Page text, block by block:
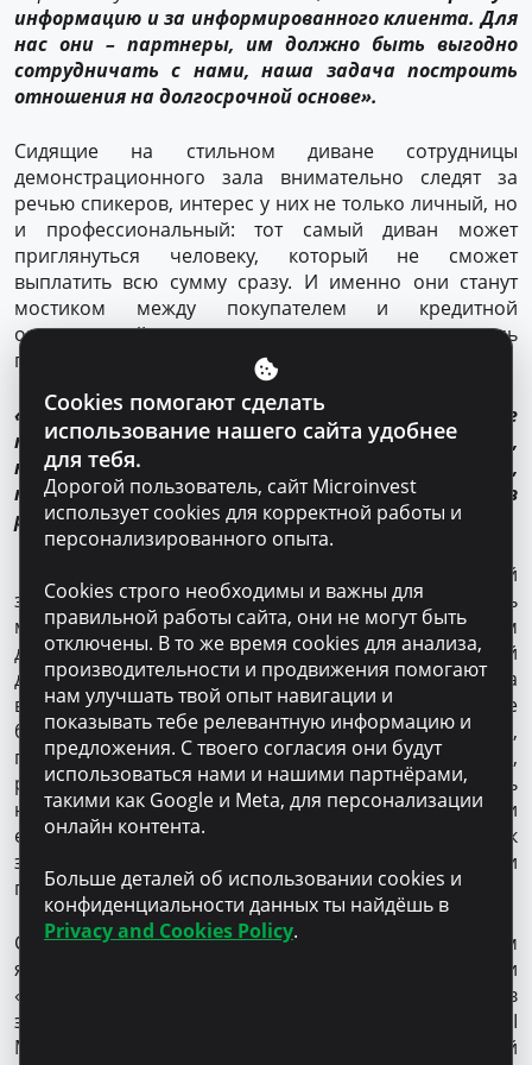
информацию и за информированного клиента. Для
нас они – партнеры, им должно быть выгодно
сотрудничать с нами, наша задача построить
отношения на долгосрочной основе».
Сидящие на стильном диване сотрудницы
демонстрационного зала внимательно следят за
речью спикеров, интерес у них не только личный, но
и профессиональный: тот самый диван может
приглянуться человеку, который не сможет
выплатить всю сумму сразу. И именно они станут
мостиком между покупателем и кредитной
организацией, именно им в первую очередь
придется отвечать на вопросы клиента.
«Мы заметили, что люди всё чаще и чаще
покупают мебель в кредит и интересуются,
нельзя ли увеличить сроки погашения займа,
понимают разницу между товаром в кредит и в
рассрочку»,–подтверждает Вероника.
Сотрудники Microinvest поясняют: потенциальный
заемщик, а также его гарант, должны получить
максимальную информацию. Бдительность в этом
деле – главное правило. В Microinvest на этот случай
действует горячая линия 022 801 701, где ответят на
все вопросы. И предупредят: ни в коем случае не
берите кредит для кого-то, учитывайте все мелочи,
прочтите договор «от корки до корки»,
рассчитывайте всё до копейки, и, если случилось
непредвиденное, и вы не можете внести
ежемесячную плату – не прячьтесь, обращайтесь к
экспертам компании, в которой вы взяли кредит, они
помогут найти выход.
Семинары для сотрудников различных фирм
являются частью мероприятий в рамках кампании
«Занимай грамотно». Помимо компании
, в
этом году Microinvest посетил и организацию JCI
Moldova на севере страны, где поделился полезной
Cookies помогают сделать
использование нашего сайта удобнее
для тебя.
Дорогой пользователь, сайт Microinvest
использует cookies для корректной работы и
персонализированного опыта.
Cookies строго необходимы и важны для
правильной работы сайта, они не могут быть
отключены. В то же время cookies для анализа,
производительности и продвижения помогают
нам улучшать твой опыт навигации и
показывать тебе релевантную информацию и
предложения. С твоего согласия они будут
использоваться нами и нашими партнёрами,
такими как Google и Meta, для персонализации
онлайн контента.
Больше деталей об использовании cookies и
конфиденциальности данных ты найдёшь в
Privacy and Cookies Policy.